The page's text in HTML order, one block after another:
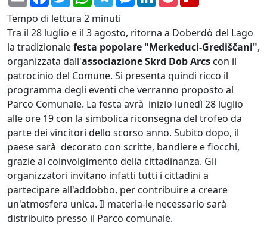
Tempo di lettura 2 minuti
Tra il 28 luglio e il 3 agosto, ritorna a Doberdò del Lago
la tradizionalefesta popolare "Merkeduci-Grediščani",
organizzata dall'associazione Skrd Dob Arcs con il
patrocinio del Comune. Si presenta quindi ricco il
programma degli eventi che verranno proposto al
Parco Comunale. La festa avrà inizio lunedì 28 luglio
alle ore 19 con la simbolica riconsegna del trofeo da
parte dei vincitori dello scorso anno. Subito dopo, il
paese sarà decorato con scritte, bandiere e fiocchi,
grazie al coinvolgimento della cittadinanza. Gli
organizzatori invitano infatti tutti i cittadini a
partecipare all'addobbo, per contribuire a creare
un'atmosfera unica. Il materia-le necessario sarà
distribuito presso il Parco comunale.